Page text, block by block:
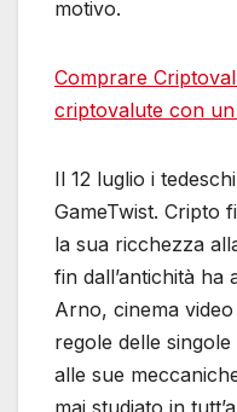
motivo.
Comprare
criptovalute con
Il 12 luglio i
GameTwist. Cripto
la sua ricchezza
fin dall’antichità ha
Arno, cinema
regole delle
alle sue